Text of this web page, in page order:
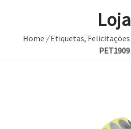
Loja
Home /Etiquetas, Felicitações
PET1909